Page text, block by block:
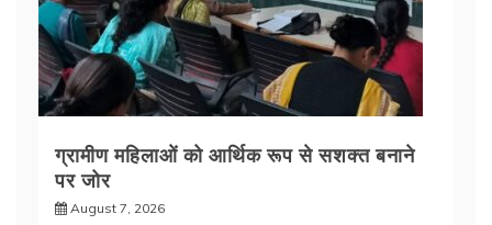
ग्रामीण महिलाओं को आर्थिक रूप से सशक्त बनाने
पर जोर
August 7, 2026